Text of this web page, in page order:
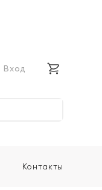
Вход
Контакты